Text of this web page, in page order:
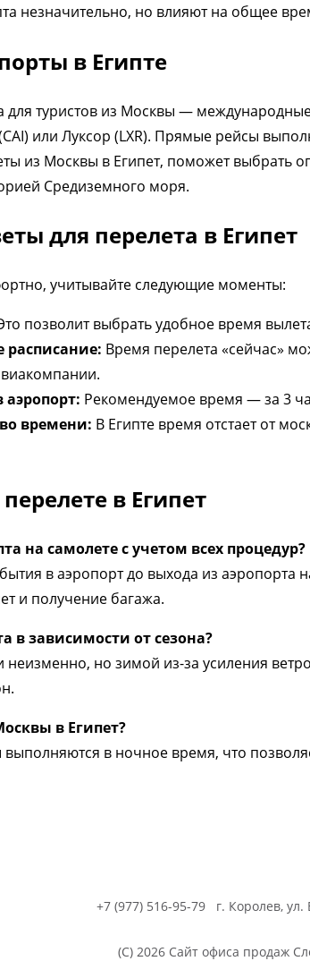
незначительно, но влияют на общее
в Египте
туристов из Москвы —
или Луксор (LXR). Прямые рейсы
из Москвы в Египет, поможет выбрать
Средиземного моря.
для перелета в Египет
учитывайте следующие моменты:
позволит выбрать удобное время
расписание: Время перелета «сейчас»
Рекомендуемое время — за 3
времени: В Египте время отстает от
в Египет
на самолете с учетом всех процедур?
в аэропорт до выхода из аэропорта
и получение багажа.
в зависимости от сезона?
неизменно, но зимой из-за усиления
в Египет?
в ночное время, что
+7 (977) 516-95-79 г. Королев,
(C) 2026 Сайт офиса продаж